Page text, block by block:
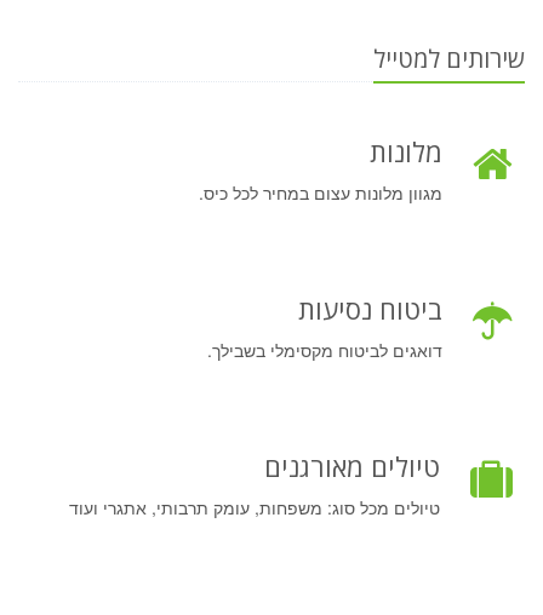
שירותים למטייל
מלונות
מגוון מלונות עצום במחיר לכל כיס.
ביטוח נסיעות
דואגים לביטוח מקסימלי בשבילך.
טיולים מאורגנים
טיולים מכל סוג: משפחות, עומק תרבותי, אתגרי ועוד